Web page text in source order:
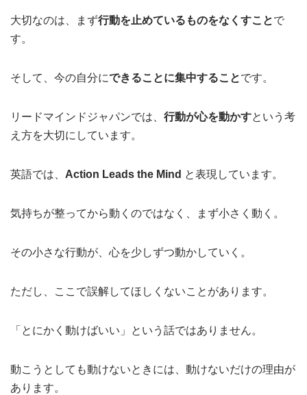
大切なのは、まず行動を止めているものをなくすことで
す。
そして、今の自分にできることに集中することです。
リードマインドジャパンでは、 行動が心を動かすという考
え方を大切にしています。
英語では、 Action Leads the Mind と表現しています。
気持ちが整ってから動くのではなく、まず小さく動く。
その小さな行動が、心を少しずつ動かしていく。
ただし、ここで誤解してほしくないことがあります。
「とにかく動けばいい」という話ではありません。
動こうとしても動けないときには、動けないだけの理由が
あります。